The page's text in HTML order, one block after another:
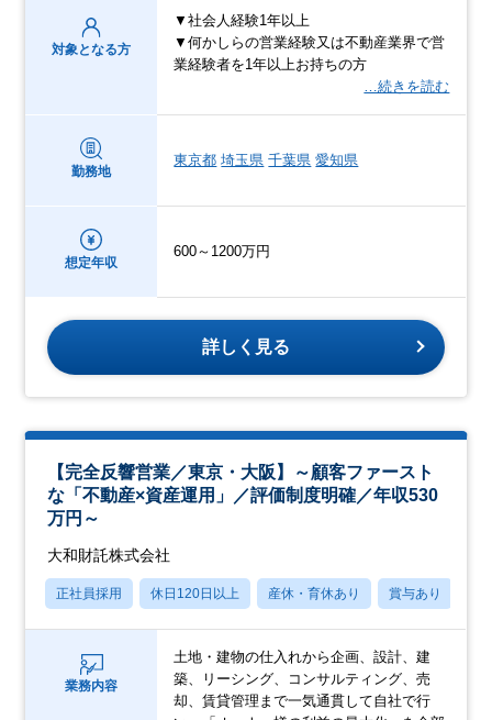
対象となる方
▼社会人経験1年以上
▼何かしらの営業経験又は不動産業界で営
業経験者を1年以上お持ちの方
…続きを読む
勤務地
東京都 埼玉県 千葉県 愛知県
想定年収
600～1200万円
詳しく見る
【完全反響営業／東京・大阪】～顧客ファースト
な「不動産×資産運用」／評価制度明確／年収530
万円～
大和財託株式会社
正社員採用 休日120日以上 産休・育休あり 賞与あり
業務内容
土地・建物の仕入れから企画、設計、建
築、リーシング、コンサルティング、売
却、賃貸管理まで一気通貫して自社で行